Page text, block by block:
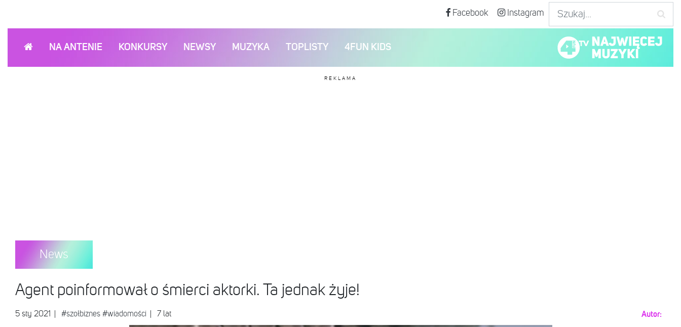
Facebook Instagram
NA ANTENIE KONKURSY NEWSY MUZYKA TOPLISTY 4FUN KIDS
REKLAMA
News
Agent poinformował o śmierci aktorki. Ta jednak żyje!
5 sty 2021 #szołbiznes #wiadomości | 7 lat Autor: